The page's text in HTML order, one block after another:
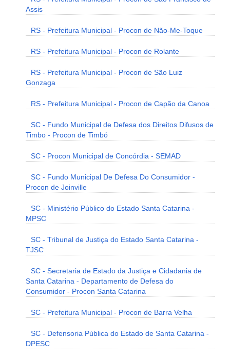
Assis
RS - Prefeitura Municipal - Procon de Não-Me-Toque
RS - Prefeitura Municipal - Procon de Rolante
RS - Prefeitura Municipal - Procon de São Luiz
Gonzaga
RS - Prefeitura Municipal - Procon de Capão da Canoa
SC - Fundo Municipal de Defesa dos Direitos Difusos de
Timbo - Procon de Timbó
SC - Procon Municipal de Concórdia - SEMAD
SC - Fundo Municipal De Defesa Do Consumidor -
Procon de Joinville
SC - Ministério Público do Estado Santa Catarina -
MPSC
SC - Tribunal de Justiça do Estado Santa Catarina -
TJSC
SC - Secretaria de Estado da Justiça e Cidadania de
Santa Catarina - Departamento de Defesa do
Consumidor - Procon Santa Catarina
SC - Prefeitura Municipal - Procon de Barra Velha
SC - Defensoria Pública do Estado de Santa Catarina -
DPESC